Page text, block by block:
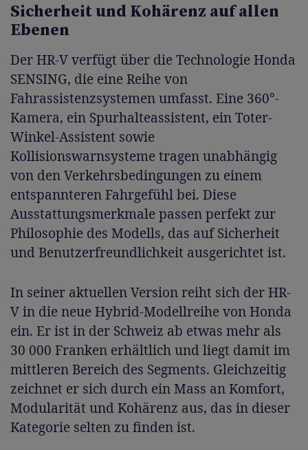
Sicherheit und Kohärenz auf allen
Ebenen
Der HR-V verfügt über die Technologie Honda
SENSING, die eine Reihe von
Fahrassistenzsystemen umfasst. Eine 360°-
Kamera, ein Spurhalteassistent, ein Toter-
Winkel-Assistent sowie
Kollisionswarnsysteme tragen unabhängig
von den Verkehrsbedingungen zu einem
entspannteren Fahrgefühl bei. Diese
Ausstattungsmerkmale passen perfekt zur
Philosophie des Modells, das auf Sicherheit
und Benutzerfreundlichkeit ausgerichtet ist.
In seiner aktuellen Version reiht sich der HR-
V in die neue Hybrid-Modellreihe von Honda
ein. Er ist in der Schweiz ab etwas mehr als
30 000 Franken erhältlich und liegt damit im
mittleren Bereich des Segments. Gleichzeitig
zeichnet er sich durch ein Mass an Komfort,
Modularität und Kohärenz aus, das in dieser
Kategorie selten zu finden ist.